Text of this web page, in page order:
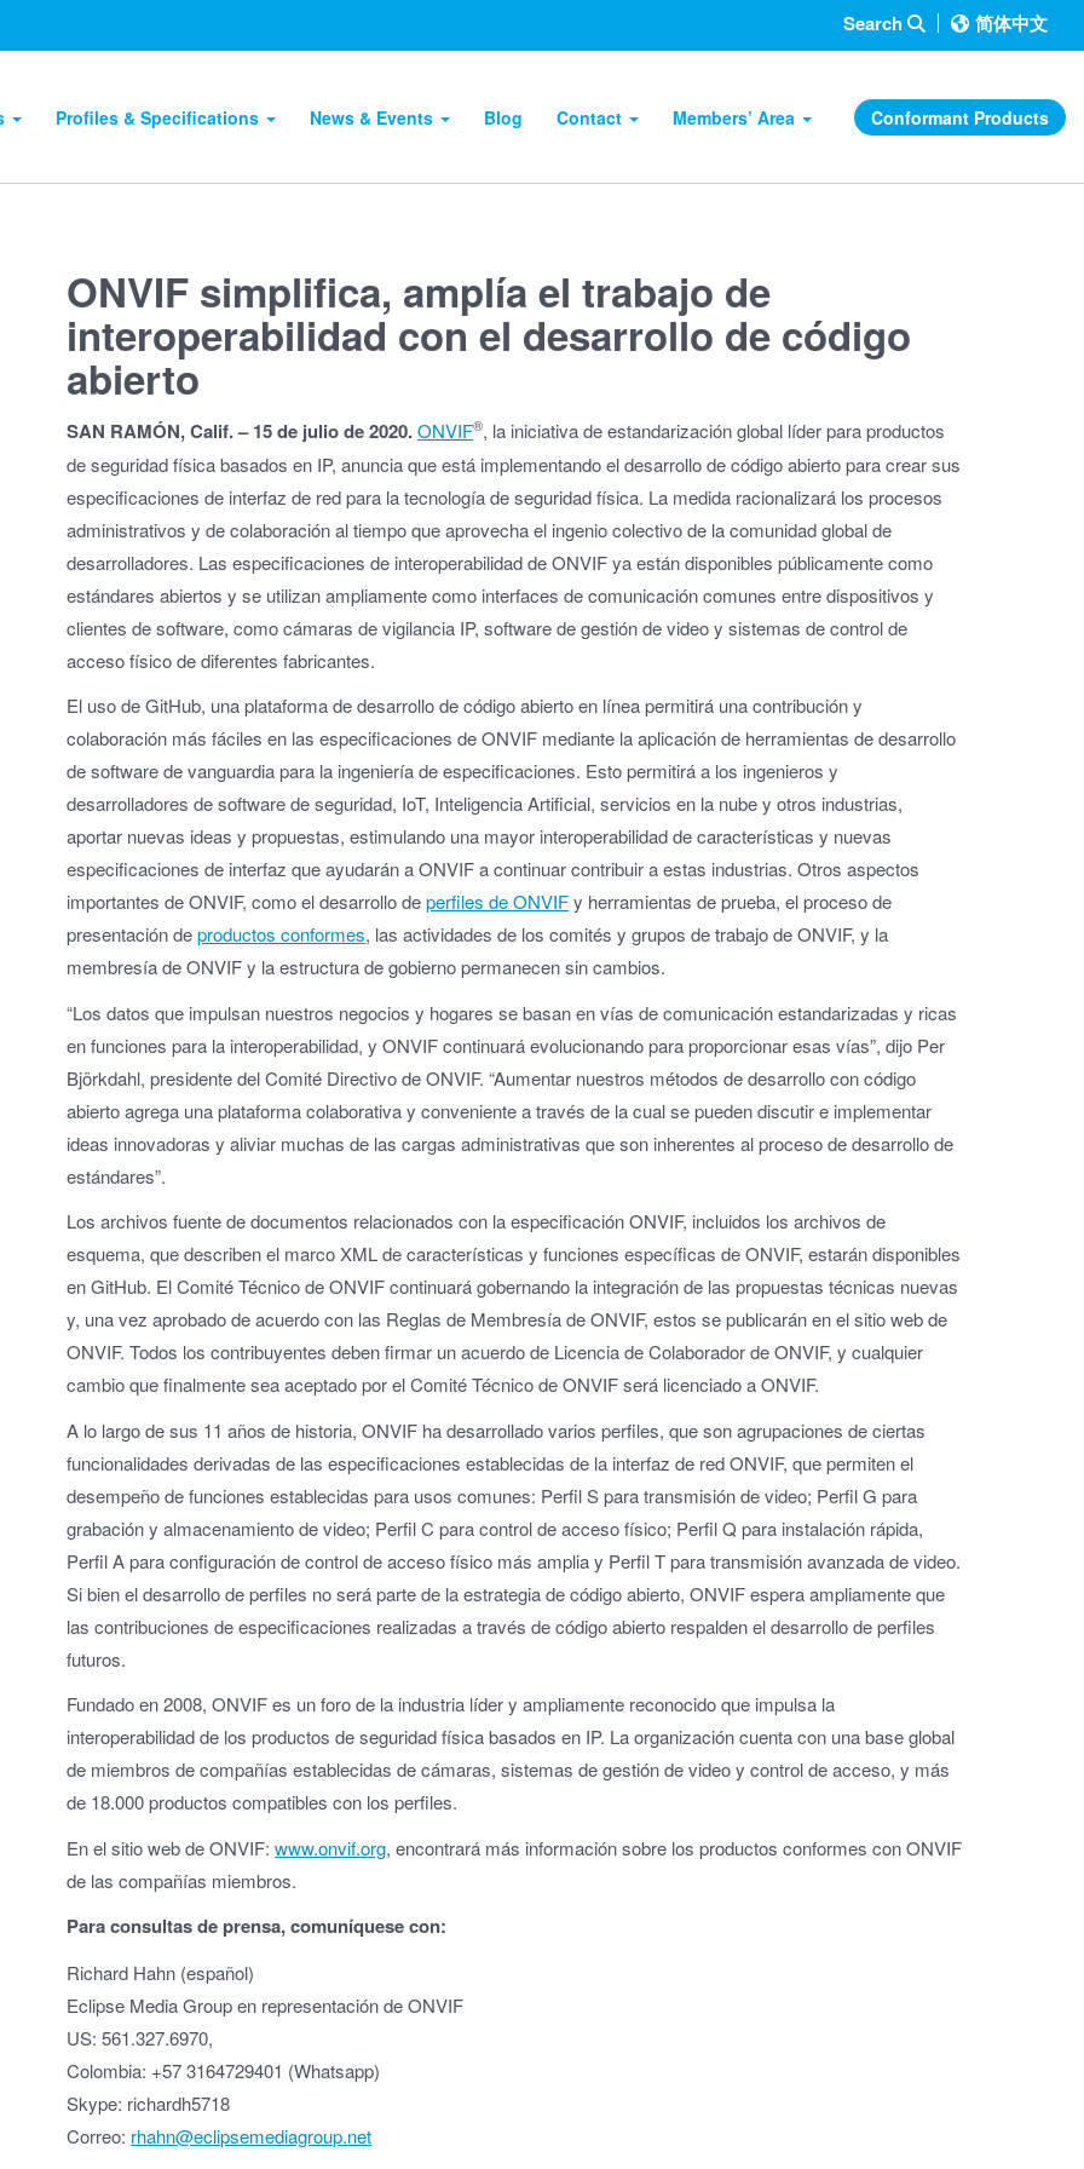
Search 简体中文
Profiles & Specifications News & Events Blog Contact Members’ Area Conformant Products
ONVIF simplifica, amplía el trabajo de
interoperabilidad con el desarrollo de código
abierto
SAN RAMÓN, Calif. – 15 de julio de 2020. ONVIF®, la iniciativa de estandarización global líder para productos
de seguridad física basados en IP, anuncia que está implementando el desarrollo de código abierto para crear sus
especificaciones de interfaz de red para la tecnología de seguridad física. La medida racionalizará los procesos
administrativos y de colaboración al tiempo que aprovecha el ingenio colectivo de la comunidad global de
desarrolladores. Las especificaciones de interoperabilidad de ONVIF ya están disponibles públicamente como
estándares abiertos y se utilizan ampliamente como interfaces de comunicación comunes entre dispositivos y
clientes de software, como cámaras de vigilancia IP, software de gestión de video y sistemas de control de
acceso físico de diferentes fabricantes.
El uso de GitHub, una plataforma de desarrollo de código abierto en línea permitirá una contribución y
colaboración más fáciles en las especificaciones de ONVIF mediante la aplicación de herramientas de desarrollo
de software de vanguardia para la ingeniería de especificaciones. Esto permitirá a los ingenieros y
desarrolladores de software de seguridad, IoT, Inteligencia Artificial, servicios en la nube y otros industrias,
aportar nuevas ideas y propuestas, estimulando una mayor interoperabilidad de características y nuevas
especificaciones de interfaz que ayudarán a ONVIF a continuar contribuir a estas industrias. Otros aspectos
importantes de ONVIF, como el desarrollo deperfiles de ONVIFy herramientas de prueba, el proceso de
presentación deproductos conformes, las actividades de los comités y grupos de trabajo de ONVIF, y la
membresía de ONVIF y la estructura de gobierno permanecen sin cambios.
“Los datos que impulsan nuestros negocios y hogares se basan en vías de comunicación estandarizadas y ricas
en funciones para la interoperabilidad, y ONVIF continuará evolucionando para proporcionar esas vías”, dijo Per
Björkdahl, presidente del Comité Directivo de ONVIF. “Aumentar nuestros métodos de desarrollo con código
abierto agrega una plataforma colaborativa y conveniente a través de la cual se pueden discutir e implementar
ideas innovadoras y aliviar muchas de las cargas administrativas que son inherentes al proceso de desarrollo de
estándares”.
Los archivos fuente de documentos relacionados con la especificación ONVIF, incluidos los archivos de
esquema, que describen el marco XML de características y funciones específicas de ONVIF, estarán disponibles
en GitHub. El Comité Técnico de ONVIF continuará gobernando la integración de las propuestas técnicas nuevas
y, una vez aprobado de acuerdo con las Reglas de Membresía de ONVIF, estos se publicarán en el sitio web de
ONVIF. Todos los contribuyentes deben firmar un acuerdo de Licencia de Colaborador de ONVIF, y cualquier
cambio que finalmente sea aceptado por el Comité Técnico de ONVIF será licenciado a ONVIF.
A lo largo de sus 11 años de historia, ONVIF ha desarrollado varios perfiles, que son agrupaciones de ciertas
funcionalidades derivadas de las especificaciones establecidas de la interfaz de red ONVIF, que permiten el
desempeño de funciones establecidas para usos comunes: Perfil S para transmisión de video; Perfil G para
grabación y almacenamiento de video; Perfil C para control de acceso físico; Perfil Q para instalación rápida,
Perfil A para configuración de control de acceso físico más amplia y Perfil T para transmisión avanzada de video.
Si bien el desarrollo de perfiles no será parte de la estrategia de código abierto, ONVIF espera ampliamente que
las contribuciones de especificaciones realizadas a través de código abierto respalden el desarrollo de perfiles
futuros.
Fundado en 2008, ONVIF es un foro de la industria líder y ampliamente reconocido que impulsa la
interoperabilidad de los productos de seguridad física basados en IP. La organización cuenta con una base global
de miembros de compañías establecidas de cámaras, sistemas de gestión de video y control de acceso, y más
de 18.000 productos compatibles con los perfiles.
En el sitio web de ONVIF:www.onvif.org, encontrará más información sobre los productos conformes con ONVIF
de las compañías miembros.
Para consultas de prensa, comuníquese con:
Richard Hahn (español)
Eclipse Media Group en representación de ONVIF
US: 561.327.6970,
Colombia: +57 3164729401 (Whatsapp)
Skype: richardh5718
Correo: rhahn@eclipsemediagroup.net